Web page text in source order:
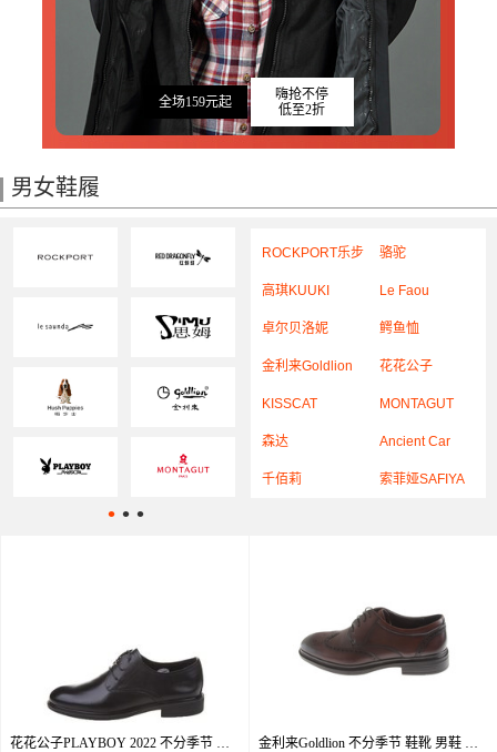
全场159元起
嗨抢不停
低至2折
男女鞋履
• • •
ROCKPORT乐步 骆驼
高琪KUUKI Le Faou
卓尔贝洛妮 鳄鱼恤
CROCODILE
金利来Goldlion 花花公子
PLAYBOY
KISSCAT MONTAGUT
森达 Ancient Car
千佰莉 索菲娅SAFIYA
花花公子PLAYBOY 2022 不分季节 名鞋 男鞋 正装皮鞋 PC19228377 金利来Goldlion 不分季节 鞋靴 男鞋 男士休闲鞋 G111230832SCA